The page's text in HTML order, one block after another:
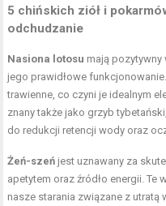
5 chińskich ziół i
odchudzanie
Nasiona lotosu mają pozytywny
jego prawidłowe
trawienne, co czyni je idealnym
znany także jako grzyb
do redukcji retencji wody oraz
Żeń-szeń jest uznawany za
apetytem oraz źródło energii.
nasze starania związane z utratą